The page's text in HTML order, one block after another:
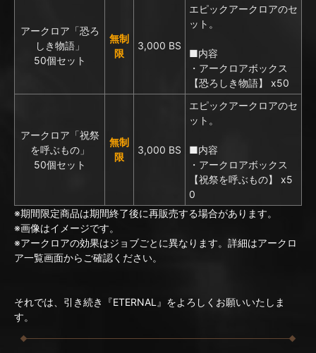
アークロア「恐ろ
しき物語」
50個セット
無制
限
3,000 BS
エピックアークロアのセ
ット。
■内容
・アークロアボックス
【恐ろしき物語】 x50
アークロア「祝祭
を呼ぶもの」
50個セット
無制
限
3,000 BS
エピックアークロアのセ
ット。
■内容
・アークロアボックス
【祝祭を呼ぶもの】 x5
0
※期間限定商品は期間終了後に再販売する場合があります。
※画像はイメージです。
※アークロアの効果はジョブごとに異なります。詳細はアークロ
ア一覧画面からご確認ください。
それでは、引き続き『ETERNAL』をよろしくお願いいたしま
す。